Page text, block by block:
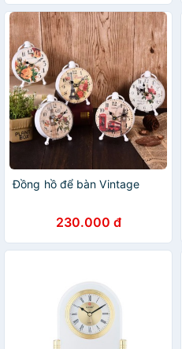
Đồng hồ để bàn Vintage
230.000 đ